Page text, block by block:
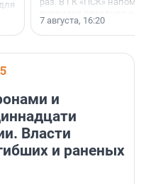
поменялась роль
7 августа, 16:20
и
Власти
и раненых